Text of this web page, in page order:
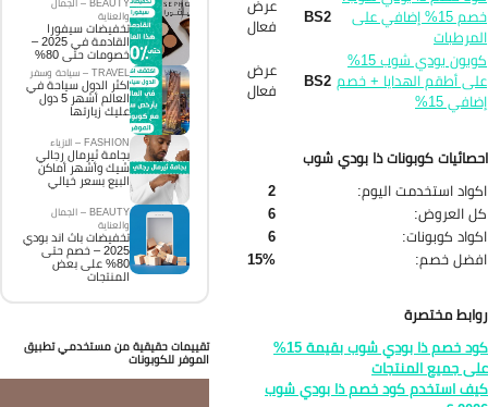
خصم 15% إضافي على BS2 عرض
فعال
كوبون بودي شوب 15%
أطقم الهدايا + خصم
15%
BS2 عرض
فعال
كوبونات ذا بودي شوب
استخدمت اليوم:
العروض:
كوبونات:
خصم:
15%
مختصرة
كود خصم ذا بودي شوب بقيمة 15%
جميع المنتجات
استخدم كود خصم ذا بودي شوب
والعناية
تخفيضات سيفورا
القادمة في 2025 –
خصومات حتى 80%
TRAVEL – سياحة وسفر
اكثر الدول سياحة في
العالم أشهر 5 دول
عليك زيارتها
FASHION – الازياء
بجامة ثيرمال رجالي
شيك وأشهر أماكن
البيع بسعر خيالي
BEAUTY – الجمال
والعناية
تخفيضات باث اند بودي
2025 – خصم حتى
80% على بعض
المنتجات
تقييمات حقيقية من مستخدمي تطبيق
الموفر للكوبونات